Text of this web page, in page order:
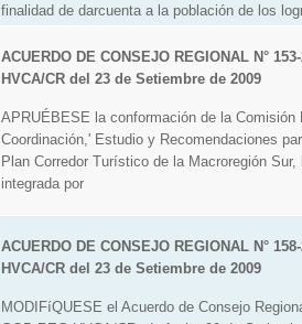
finalidad de darcuenta a la población de los
ACUERDO DE CONSEJO REGIONAL N°
HVCA/CR del 23 de Setiembre de 2009
APRUÉBESE la conformación de la Comisión
Coordinación,' Estudio y Recomendaciones
Plan Corredor Turístico de la Macroregión
integrada por
ACUERDO DE CONSEJO REGIONAL N°
HVCA/CR del 23 de Setiembre de 2009
MODIFíQUESE el Acuerdo de Consejo